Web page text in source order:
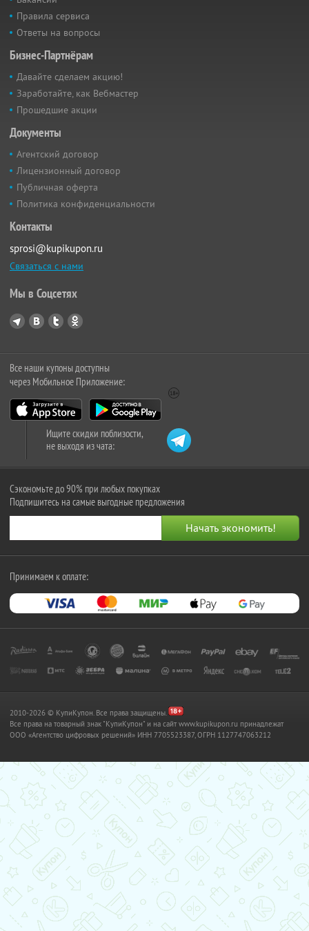
Правила сервиса
Ответы на вопросы
Бизнес-Партнёрам
Давайте сделаем акцию!
Заработайте, как Вебмастер
Прошедшие акции
Документы
Агентский договор
Лицензионный договор
Публичная оферта
Политика конфиденциальности
Контакты
sprosi@kupikupon.ru
Связаться с нами
Мы в Соцсетях
Все наши купоны доступны
через Мобильное Приложение:
Ищите скидки поблизости,
не выходя из чата:
Сэкономьте до 90% при любых покупках
Подпишитесь на самые выгодные предложения
Принимаем к оплате:
2010-2026 © КупиКупон. Все права защищены.
Все права на товарный знак "КупиКупон" и на сайт www.kupikupon.ru принадлежат
OOO «Агентство цифровых решений» ИНН 7705523387, ОГРН 1127747063212